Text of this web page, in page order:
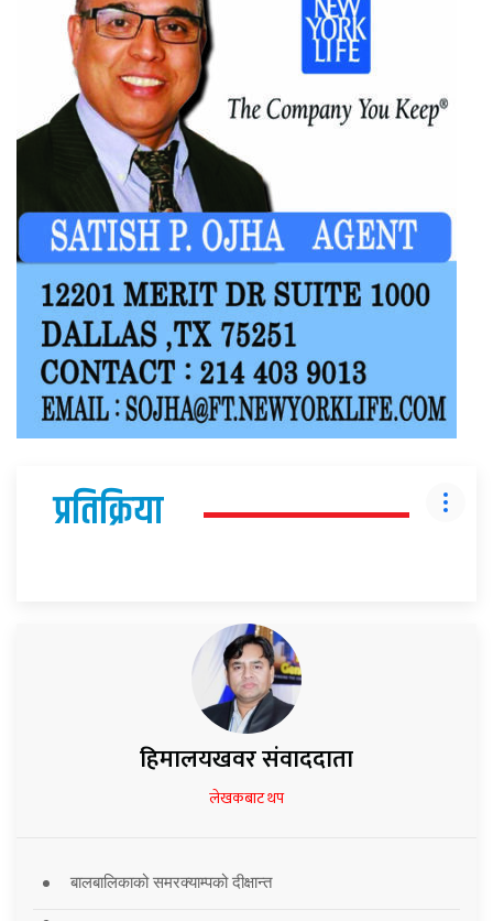
प्रतिक्रिया
हिमालयखवर संवाददाता
लेखकबाट थप
बालबालिकाको समरक्याम्पको दीक्षान्त